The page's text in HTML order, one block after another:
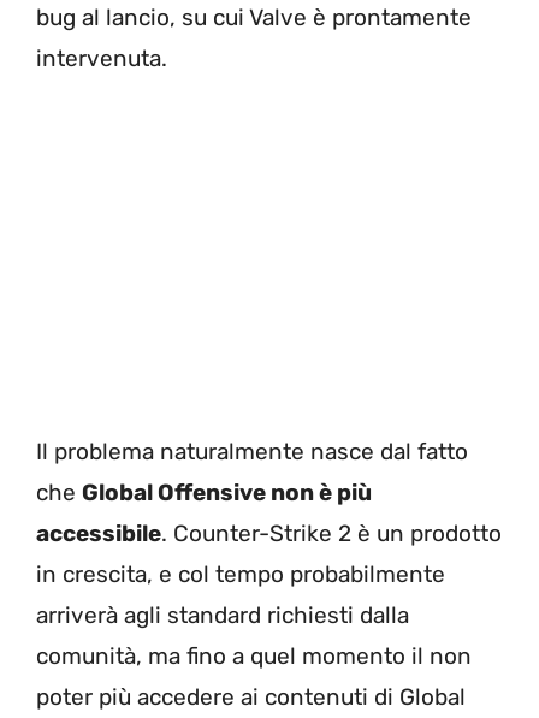
bug al lancio, su cui Valve è prontamente
intervenuta.
Il problema naturalmente nasce dal fatto
che Global Offensive non è più
accessibile. Counter-Strike 2 è un prodotto
in crescita, e col tempo probabilmente
arriverà agli standard richiesti dalla
comunità, ma fino a quel momento il non
poter più accedere ai contenuti di Global